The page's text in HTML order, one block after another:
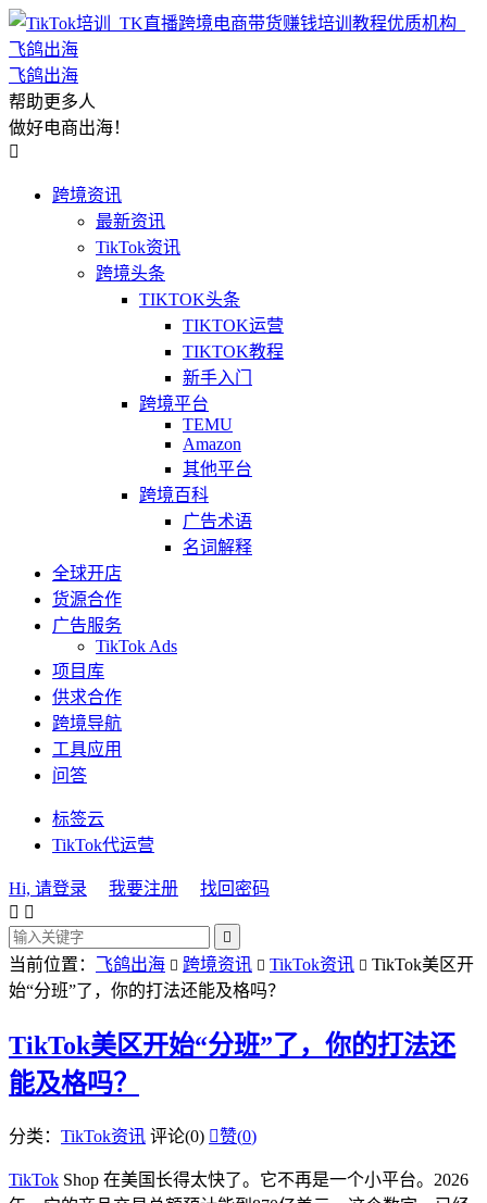
飞鸽出海
帮助更多人
做好电商出海！

跨境资讯
最新资讯
TikTok资讯
跨境头条
TIKTOK头条
TIKTOK运营
TIKTOK教程
新手入门
跨境平台
TEMU
Amazon
其他平台
跨境百科
广告术语
名词解释
全球开店
货源合作
广告服务
TikTok Ads
项目库
供求合作
跨境导航
工具应用
问答
标签云
TikTok代运营
Hi, 请登录 我要注册
找回密码
 

当前位置： 飞鸽出海  跨境资讯  TikTok资讯  TikTok美区开
始“分班”了，你的打法还能及格吗？
TikTok美区开始“分班”了，你的打法还
能及格吗？
分类： TikTok资讯 评论(0) 赞(0)
TikTok Shop 在美国长得太快了。它不再是一个小平台。2026